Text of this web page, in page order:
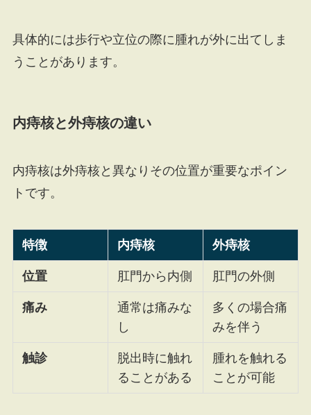
具体的には歩行や立位の際に腫れが外に出てしま
うことがあります。
内痔核と外痔核の違い
内痔核は外痔核と異なりその位置が重要なポイン
トです。
特徴 内痔核 外痔核
位置 肛門から内側 肛門の外側
痛み
通常は痛みな
し
多くの場合痛
みを伴う
触診
脱出時に触れ
ることがある
腫れを触れる
ことが可能